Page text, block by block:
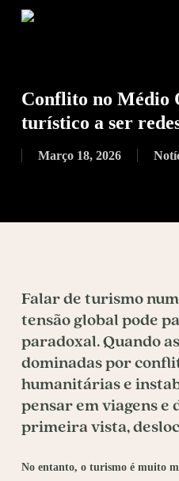
Conflito no Médio
turístico a ser
Março 18, 2026
Falar de turismo
tensão global pode
paradoxal. Quando
dominadas por
humanitárias e
pensar em viagens e
primeira vista,
No entanto, o turismo é muito